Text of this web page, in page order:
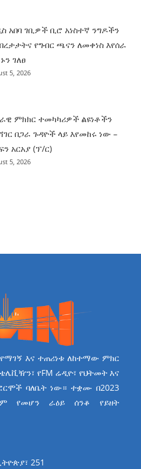
አበባ ገቢዎች ቢሮ አነስተኛ ንግዶችን
የግብር ጫናን ለመቀነስ እየሰራ
ገለፀ
5, 2026
ምክክር ተመካካሪዎች ልዩነቶችን
በጋራ ጉዳዮች ላይ እየመከሩ ነው –
አርአያ (ፕ/ር)
5, 2026
እና ተጠሪነቱ ለከተማው ምክር
የFM ሬዲዮ፣ የህትመት እና
ባለቤት ነው። ተቋሙ በ2023
የመሆን ራዕይ ሰንቆ የይዘት
251